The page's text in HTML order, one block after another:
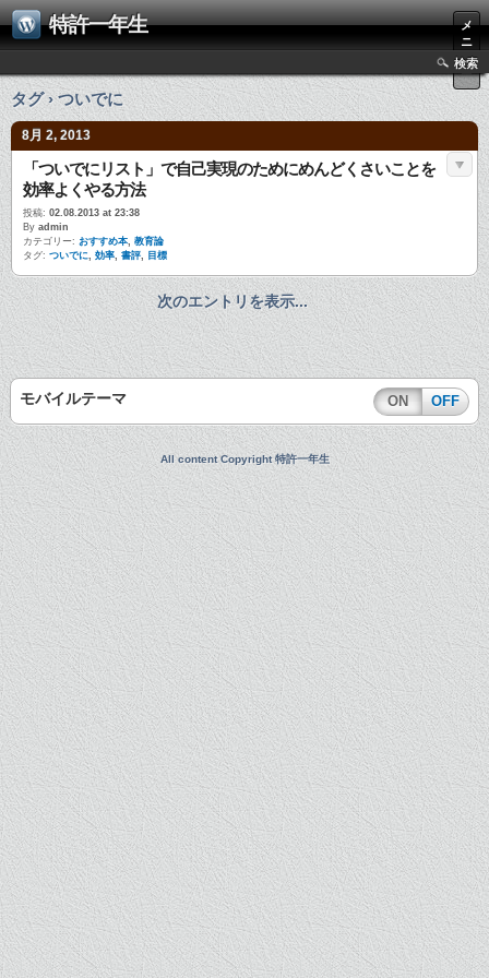
特許一年生
メ
ニ
ュ
ー
検索
タグ › ついでに
8月 2, 2013
「ついでにリスト」で自己実現のためにめんどくさいことを
効率よくやる方法
投稿: 02.08.2013 at 23:38
By admin
カテゴリー: おすすめ本, 教育論
タグ: ついでに, 効率, 書評, 目標
次のエントリを表示...
モバイルテーマ ON OFF
All content Copyright 特許一年生